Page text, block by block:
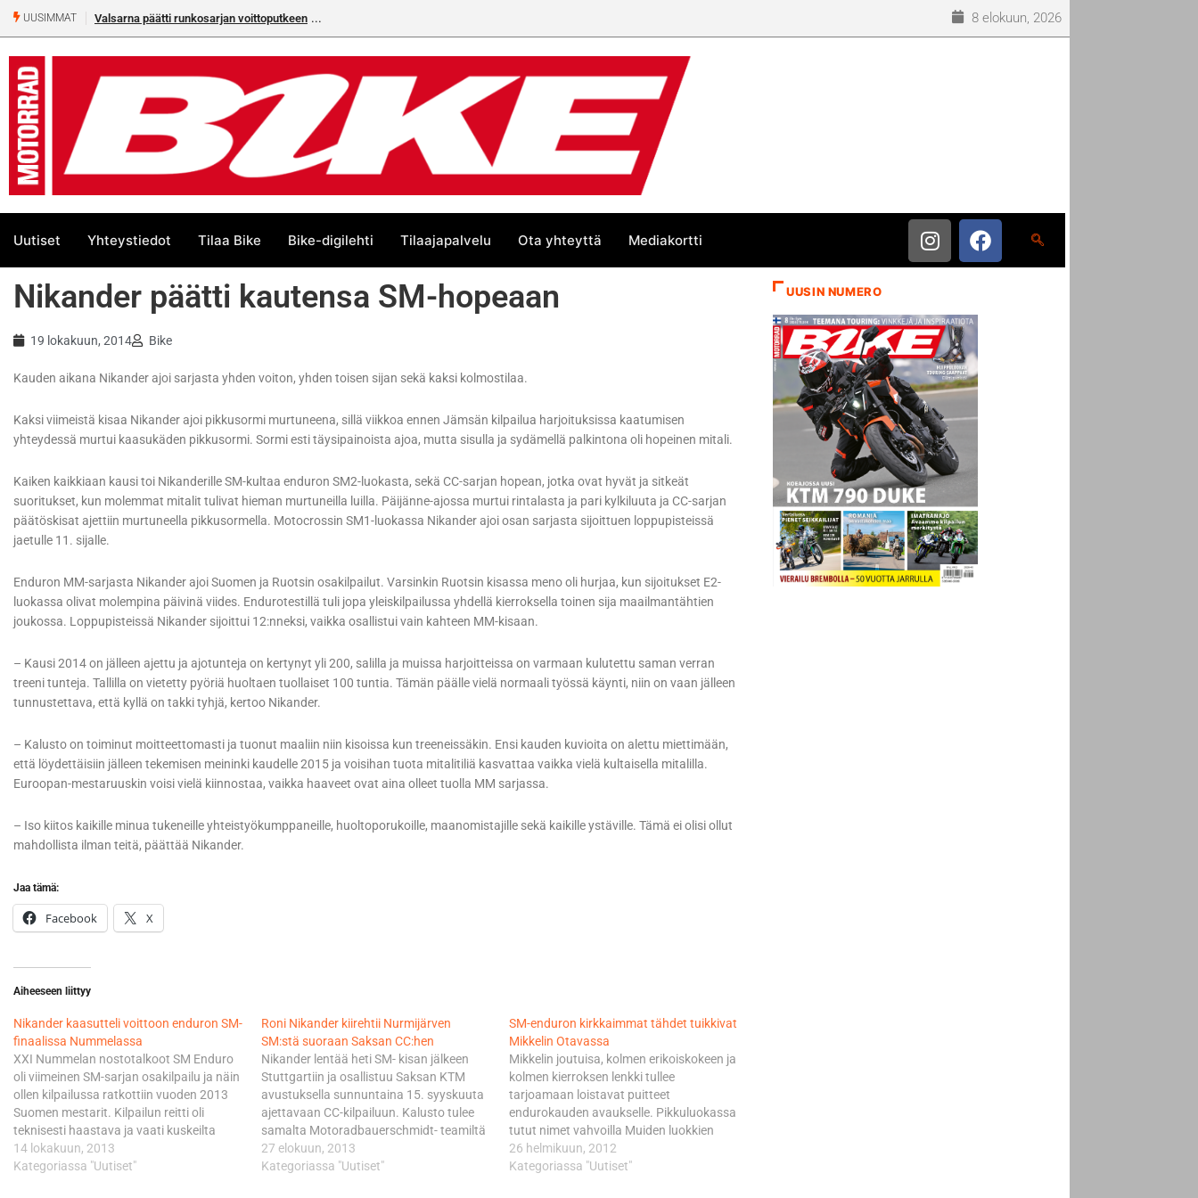
UUSIMMAT Valsarna päätti runkosarjan voittoputkeen 8 elokuun, 2026
Uutiset Yhteystiedot Tilaa Bike Bike-digilehti Tilaajapalvelu Ota yhteyttä Mediakortti
Nikander päätti kautensa SM-hopeaan
19 lokakuun, 2014 Bike
Kauden aikana Nikander ajoi sarjasta yhden voiton, yhden toisen sijan sekä kaksi kolmostilaa.
Kaksi viimeistä kisaa Nikander ajoi pikkusormi murtuneena, sillä viikkoa ennen Jämsän kilpailua harjoituksissa kaatumisen
yhteydessä murtui kaasukäden pikkusormi. Sormi esti täysipainoista ajoa, mutta sisulla ja sydämellä palkintona oli hopeinen mitali.
Kaiken kaikkiaan kausi toi Nikanderille SM-kultaa enduron SM2-luokasta, sekä CC-sarjan hopean, jotka ovat hyvät ja sitkeät
suoritukset, kun molemmat mitalit tulivat hieman murtuneilla luilla. Päijänne-ajossa murtui rintalasta ja pari kylkiluuta ja CC-sarjan
päätöskisat ajettiin murtuneella pikkusormella. Motocrossin SM1-luokassa Nikander ajoi osan sarjasta sijoittuen loppupisteissä
jaetulle 11. sijalle.
Enduron MM-sarjasta Nikander ajoi Suomen ja Ruotsin osakilpailut. Varsinkin Ruotsin kisassa meno oli hurjaa, kun sijoitukset E2-
luokassa olivat molempina päivinä viides. Endurotestillä tuli jopa yleiskilpailussa yhdellä kierroksella toinen sija maailmantähtien
joukossa. Loppupisteissä Nikander sijoittui 12:nneksi, vaikka osallistui vain kahteen MM-kisaan.
– Kausi 2014 on jälleen ajettu ja ajotunteja on kertynyt yli 200, salilla ja muissa harjoitteissa on varmaan kulutettu saman verran
treeni tunteja. Tallilla on vietetty pyöriä huoltaen tuollaiset 100 tuntia. Tämän päälle vielä normaali työssä käynti, niin on vaan jälleen
tunnustettava, että kyllä on takki tyhjä, kertoo Nikander.
– Kalusto on toiminut moitteettomasti ja tuonut maaliin niin kisoissa kun treeneissäkin. Ensi kauden kuvioita on alettu miettimään,
että löydettäisiin jälleen tekemisen meininki kaudelle 2015 ja voisihan tuota mitalitiliä kasvattaa vaikka vielä kultaisella mitalilla.
Euroopan-mestaruuskin voisi vielä kiinnostaa, vaikka haaveet ovat aina olleet tuolla MM sarjassa.
– Iso kiitos kaikille minua tukeneille yhteistyökumppaneille, huoltoporukoille, maanomistajille sekä kaikille ystäville. Tämä ei olisi ollut
mahdollista ilman teitä, päättää Nikander.
Jaa tämä:
Facebook X
Aiheeseen liittyy
Nikander kaasutteli voittoon enduron SM-
finaalissa Nummelassa
XXI Nummelan nostotalkoot SM Enduro
oli viimeinen SM-sarjan osakilpailu ja näin
ollen kilpailussa ratkottiin vuoden 2013
Suomen mestarit. Kilpailun reitti oli
teknisesti haastava ja vaati kuskeilta
erityisesti pyörän käsittelytaitoa.
Teknisyydestä huolimatta kisareitillä
14 lokakuun, 2013
Kategoriassa "Uutiset"
Roni Nikander kiirehtii Nurmijärven
SM:stä suoraan Saksan CC:hen
Nikander lentää heti SM- kisan jälkeen
Stuttgartiin ja osallistuu Saksan KTM
avustuksella sunnuntaina 15. syyskuuta
ajettavaan CC-kilpailuun. Kalusto tulee
samalta Motoradbauerschmidt- teamiltä
jolla Nikander ajoi ADAC sarjan
crossikisan. Aikataulu on tiukka ja heti
27 elokuun, 2013
Kategoriassa "Uutiset"
SM-enduron kirkkaimmat tähdet tuikkivat
Mikkelin Otavassa
Mikkelin joutuisa, kolmen erikoiskokeen ja
kolmen kierroksen lenkki tullee
tarjoamaan loistavat puitteet
endurokauden avaukselle. Pikkuluokassa
tutut nimet vahvoilla Muiden luokkien
tavoin myös pikkuluokan osalta
lähtölistaa värittävät muutamat
26 helmikuun, 2012
Kategoriassa "Uutiset"
UUSIN NUMERO